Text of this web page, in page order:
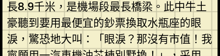
長8.9千米，是機場段最長橋梁。此中牛土
豪聽到要用最便宜的鈔票換取水瓶座的眼
淚，驚恐地大叫：「眼淚？那沒有市值！我